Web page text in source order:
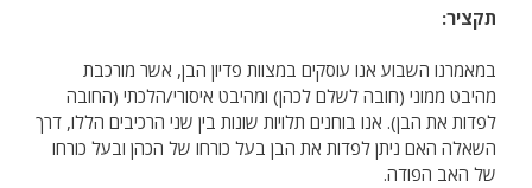
תקציר:
במאמרנו השבוע אנו עוסקים במצוות פדיון הבן, אשר מורכבת
מהיבט ממוני (חובה לשלם לכהן) ומהיבט איסורי/הלכתי (החובה
לפדות את הבן). אנו בוחנים תלויות שונות בין שני הרכיבים הללו, דרך
השאלה האם ניתן לפדות את הבן בעל כורחו של הכהן ובעל כורחו
של האב הפודה.